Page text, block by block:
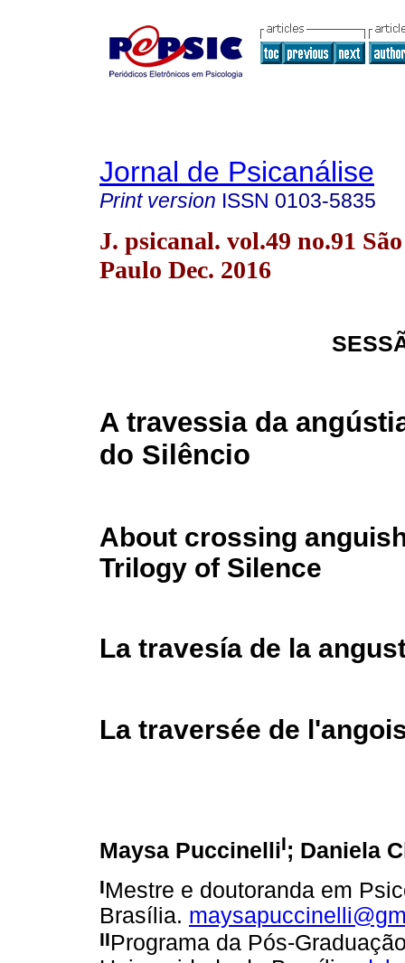
Jornal de Psicanálise
Print version ISSN 0103-5835
J. psicanal. vol.49 no.91 São
Paulo Dec. 2016
A travessia da
do Silêncio
About crossing
Trilogy of Silence
La travesía de la
La traversée de
Maysa PuccinelliI; Daniela
IMestre e doutoranda em
Brasília.
IIPrograma da Pós-